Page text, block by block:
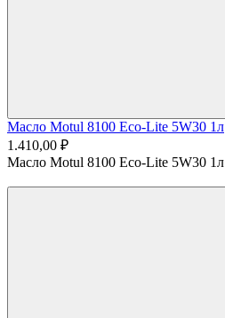
Масло Motul 8100 Eco-Lite 5W30 1л
1.410,00 ₽
Масло Motul 8100 Eco-Lite 5W30 1л